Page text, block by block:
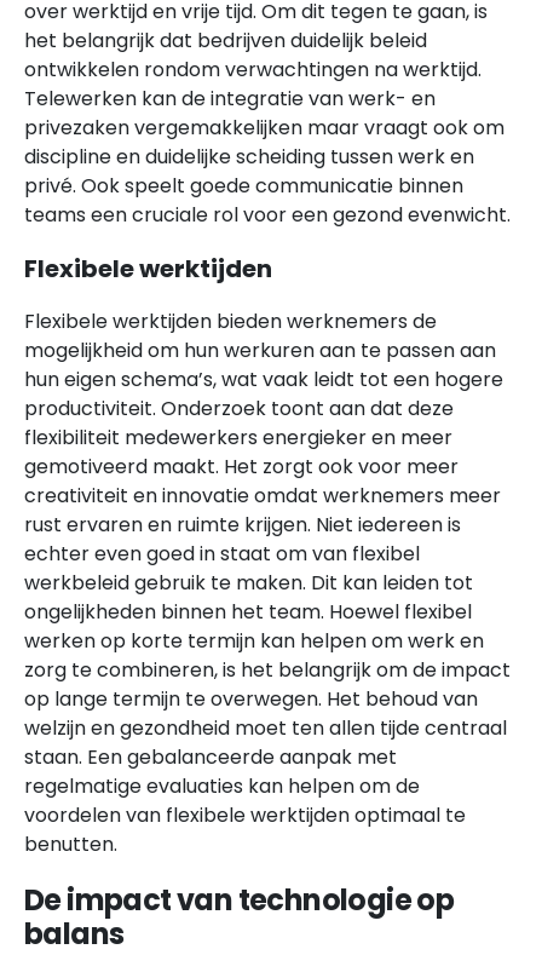
over werktijd en vrije tijd. Om dit tegen te gaan, is
het belangrijk dat bedrijven duidelijk beleid
ontwikkelen rondom verwachtingen na werktijd.
Telewerken kan de integratie van werk- en
privezaken vergemakkelijken maar vraagt ook om
discipline en duidelijke scheiding tussen werk en
privé. Ook speelt goede communicatie binnen
teams een cruciale rol voor een gezond evenwicht.
Flexibele werktijden
Flexibele werktijden bieden werknemers de
mogelijkheid om hun werkuren aan te passen aan
hun eigen schema’s, wat vaak leidt tot een hogere
productiviteit. Onderzoek toont aan dat deze
flexibiliteit medewerkers energieker en meer
gemotiveerd maakt. Het zorgt ook voor meer
creativiteit en innovatie omdat werknemers meer
rust ervaren en ruimte krijgen. Niet iedereen is
echter even goed in staat om van flexibel
werkbeleid gebruik te maken. Dit kan leiden tot
ongelijkheden binnen het team. Hoewel flexibel
werken op korte termijn kan helpen om werk en
zorg te combineren, is het belangrijk om de impact
op lange termijn te overwegen. Het behoud van
welzijn en gezondheid moet ten allen tijde centraal
staan. Een gebalanceerde aanpak met
regelmatige evaluaties kan helpen om de
voordelen van flexibele werktijden optimaal te
benutten.
De impact van technologie op
balans